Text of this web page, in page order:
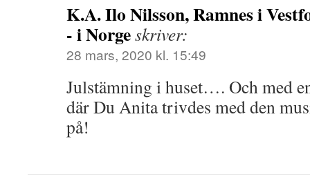
K.A. Ilo Nilsson, Ramnes i
- i Norgeskriver:
28 mars, 2020 kl. 15:49
Julstämning i huset…. Och med
där Du Anita trivdes med den
på!